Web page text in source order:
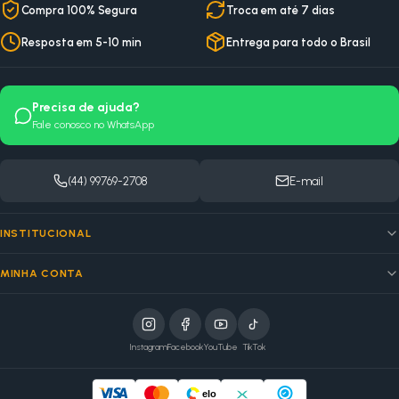
Compra 100% Segura Troca em até 7 dias
Resposta em 5-10 min Entrega para todo o Brasil
Precisa de ajuda?
Fale conosco no WhatsApp
(44) 99769-2708 E-mail
INSTITUCIONAL
MINHA CONTA
InstagramFacebookYouTube TikTok
elo